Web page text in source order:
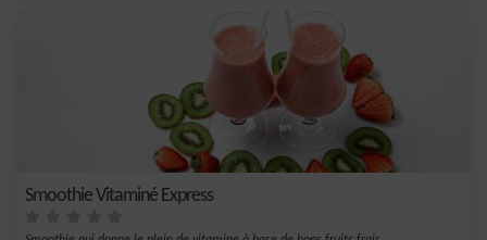
Smoothie Vitaminé Express